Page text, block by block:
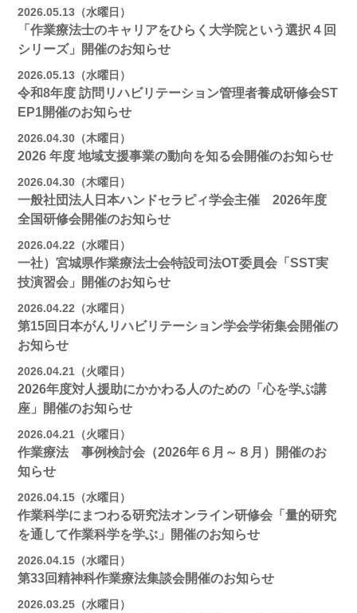
2026.05.13（水曜日）
「作業療法士のキャリアをひらく大学院という選択４回
シリーズ」開催のお知らせ
2026.05.13（水曜日）
令和8年度 訪問リハビリテーション管理者養成研修会ST
EP1開催のお知らせ
2026.04.30（木曜日）
2026 年度 地域支援事業の動向を知る会開催のお知らせ
2026.04.30（木曜日）
一般社団法人日本ハンドセラピィ学会主催 2026年度
全国研修会開催のお知らせ
2026.04.22（水曜日）
一社）宮城県作業療法士会特設司法OT委員会「SST実
技演習会」開催のお知らせ
2026.04.22（水曜日）
第15回日本がんリハビリテーション学会学術集会開催の
お知らせ
2026.04.21（火曜日）
2026年度対人援助にかかわる人のための「心を学ぶ講
座」開催のお知らせ
2026.04.21（火曜日）
作業療法 事例検討会（2026年６月～８月）開催のお
知らせ
2026.04.15（水曜日）
作業科学にまつわる研究法オンライン研修会「量的研究
を通して作業科学を学ぶ」開催のお知らせ
2026.04.15（水曜日）
第33回精神科作業療法集談会開催のお知らせ
2026.03.25（水曜日）